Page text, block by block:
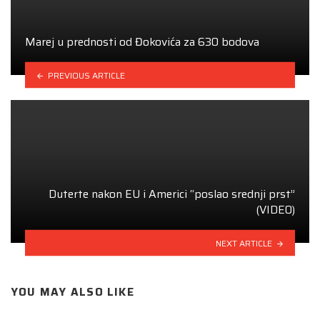
Marej u prednosti od Đokovića za 630 bodova
PREVIOUS ARTICLE
Duterte nakon EU i Americi “poslao srednji prst”
(VIDEO)
NEXT ARTICLE
YOU MAY ALSO LIKE